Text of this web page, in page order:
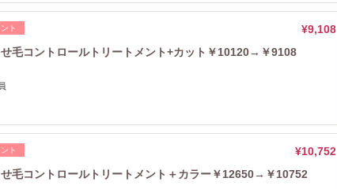
ト
¥9,108
せ毛コントロールトリートメント+カット￥10120→￥9108
ト
¥10,752
せ毛コントロールトリートメント＋カラー￥12650→￥10752